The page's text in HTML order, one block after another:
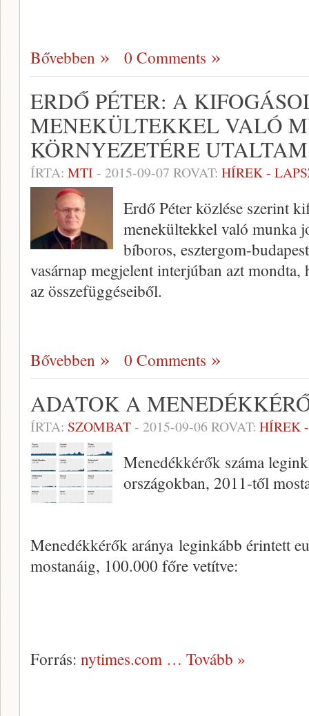
Bővebben 0 Comments
ERDŐ PÉTER: A
MENEKÜLTEKKEL VALÓ
KÖRNYEZETÉRE UTALTAM
ÍRTA: MTI - 2015-09-07 ROVAT: HÍREK -
Erdő Péter közlése szerint
menekültekkel való munka
bíboros, esztergom-
vasárnap megjelent interjúban azt
az összefüggéseiből.
Bővebben 0 Comments
ADATOK A
ÍRTA: SZOMBAT- 2015-09-06 ROVAT: HÍREK
Menedékkérők száma
országokban, 2011-től
Menedékkérők aránya leginkább érintett
mostanáig, 100.000 főre vetítve:
Forrás: nytimes.com … Tovább »